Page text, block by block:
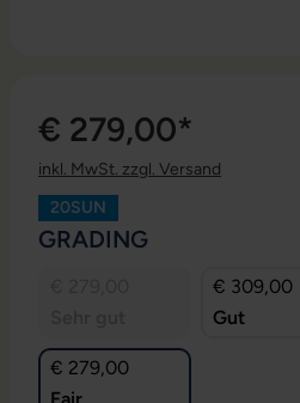
€ 279,00*
inkl. MwSt. zzgl. Versand
20SUN
GRADING
€ 309,00
Gut
€ 279,00